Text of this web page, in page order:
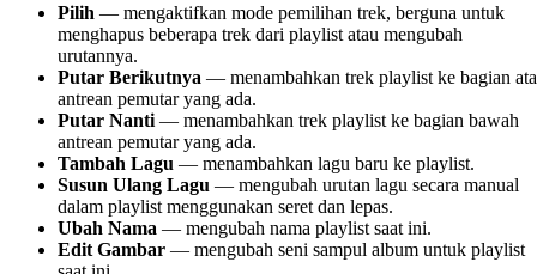
Pilih — mengaktifkan mode pemilihan trek, berguna untuk
menghapus beberapa trek dari playlist atau mengubah
urutannya.
Putar Berikutnya — menambahkan trek playlist ke bagian
antrean pemutar yang ada.
Putar Nanti — menambahkan trek playlist ke bagian bawah
antrean pemutar yang ada.
Tambah Lagu — menambahkan lagu baru ke playlist.
Susun Ulang Lagu — mengubah urutan lagu secara manual
dalam playlist menggunakan seret dan lepas.
Ubah Nama — mengubah nama playlist saat ini.
Edit Gambar — mengubah seni sampul album untuk playlist